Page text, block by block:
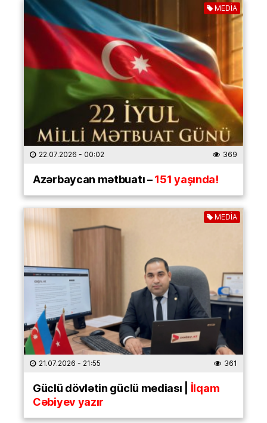
MEDİA
22.07.2026 - 00:02 369
Azərbaycan mətbuatı –151 yaşında!
MEDİA
21.07.2026 - 21:55 361
Güclü dövlətin güclü mediası | İlqam
Cəbiyev yazır